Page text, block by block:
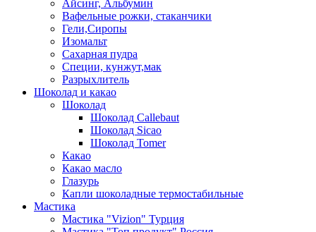
Айсинг, Альбумин
Вафельные рожки, стаканчики
Гели,Сиропы
Изомальт
Сахарная пудра
Специи, кунжут,мак
Разрыхлитель
Шоколад и какао
Шоколад
Шоколад Callebaut
Шоколад Sicao
Шоколад Tomer
Какао
Какао масло
Глазурь
Капли шоколадные термостабильные
Мастика
Мастика "Vizion" Турция